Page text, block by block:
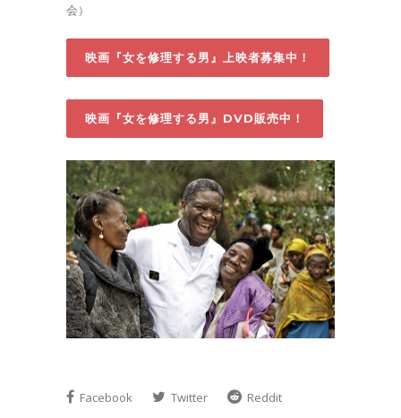
会）
映画『女を修理する男』上映者募集中！
映画『女を修理する男』DVD販売中！
Facebook Twitter
Reddit